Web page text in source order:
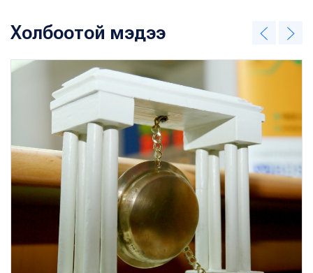
Холбоотой мэдээ